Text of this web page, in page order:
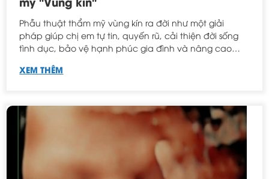
Phẫu thuật thẩm mỹ vùng kín ra đời như một giải
pháp giúp chị em tự tin, quyến rũ, cải thiện đời sống
tình dục, bảo vệ hạnh phúc gia đình và nâng cao
XEM THÊM